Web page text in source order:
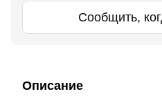
Сообщить,
Описание